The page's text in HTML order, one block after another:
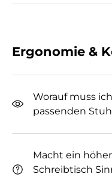
Ergonomie &
Worauf muss
passenden
Macht ein
Schreibtisch